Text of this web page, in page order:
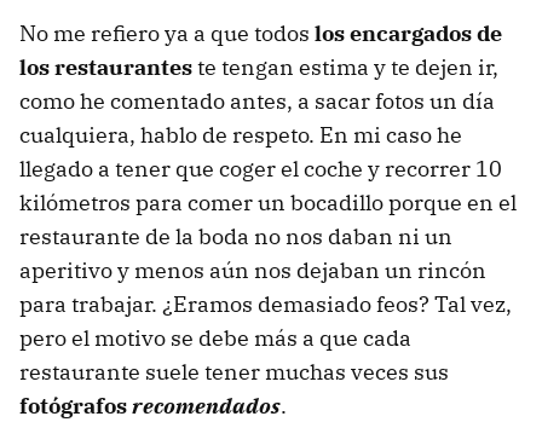
No me refiero ya a que todos los encargados de
los restauranteste tengan estima y te dejen ir,
como he comentado antes, a sacar fotos un día
cualquiera, hablo de respeto. En mi caso he
llegado a tener que coger el coche y recorrer 10
kilómetros para comer un bocadillo porque en el
restaurante de la boda no nos daban ni un
aperitivo y menos aún nos dejaban un rincón
para trabajar. ¿Eramos demasiado feos? Tal vez,
pero el motivo se debe más a que cada
restaurante suele tener muchas veces sus
fotógrafosrecomendados.